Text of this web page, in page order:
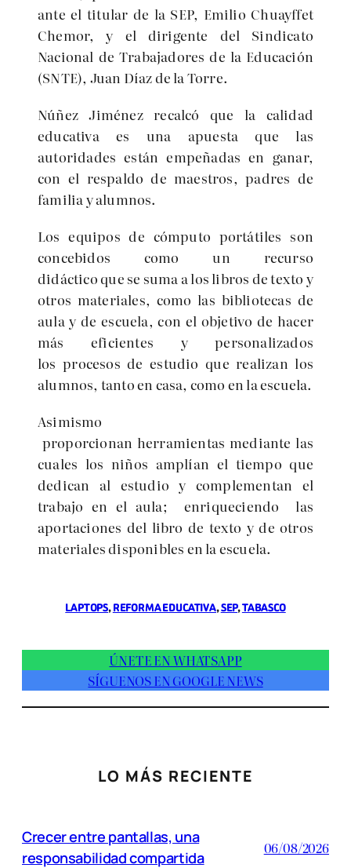
ante el titular de la SEP, Emilio Chuayffet
Chemor, y el dirigente del Sindicato
Nacional de Trabajadores de la Educación
(SNTE), Juan Díaz de la Torre.
Núñez Jiménez recalcó que la calidad
educativa es una apuesta que las
autoridades están empeñadas en ganar,
con el respaldo de maestros, padres de
familia y alumnos.
Los equipos de cómputo portátiles son
concebidos como un recurso
didáctico que se suma a los libros de texto y
otros materiales, como las bibliotecas de
aula y de escuela, con el objetivo de hacer
más eficientes y personalizados
los procesos de estudio que realizan los
alumnos, tanto en casa, como en la escuela.
Asimismo
proporcionan herramientas mediante las
cuales los niños amplían el tiempo que
dedican al estudio y complementan el
trabajo en el aula; enriqueciendo las
aportaciones del libro de texto y de otros
materiales disponibles en la escuela.
LAPTOPS, REFORMA EDUCATIVA, SEP, TABASCO
ÚNETE EN WHATSAPP
SÍGUENOS EN GOOGLE NEWS
LO MÁS RECIENTE
Crecer entre pantallas, una
responsabilidad compartida
06/08/2026